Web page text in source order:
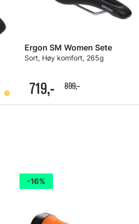
Ergon SM Women Sete
Sort, Høy komfort, 265g
719,- 899,-
16%